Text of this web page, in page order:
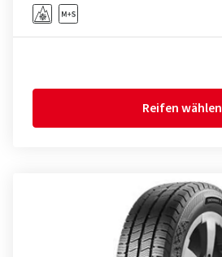
Reifen wählen